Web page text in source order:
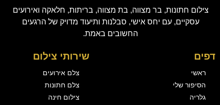
צילום חתונות, בר מצווה, בת מצווה, בריתות, חלאקה ואירועים
עסקיים, עם יחס אישי, סבלנות ותיעוד מדויק של הרגעים
החשובים באמת.
דפים
ראשי
הסיפור שלי
גלריה
שירותי צילום
צלם אירועים
צלם חתונות
צילום חינה